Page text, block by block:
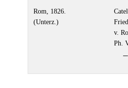
Rom, 1826.
(Unterz.)
v.
Ph.